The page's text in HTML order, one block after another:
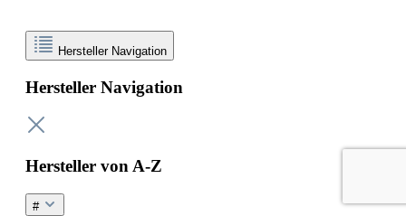
Hersteller Navigation
Hersteller Navigation
Hersteller von A-Z
#